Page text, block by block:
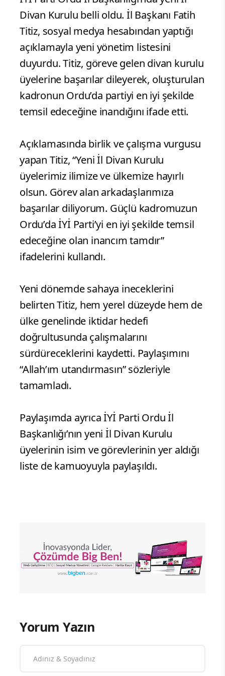
Divan Kurulu belli oldu. İl Başkanı Fatih
Titiz, sosyal medya hesabından yaptığı
açıklamayla yeni yönetim listesini
duyurdu. Titiz, göreve gelen divan kurulu
üyelerine başarılar dileyerek, oluşturulan
kadronun Ordu’da partiyi en iyi şekilde
temsil edeceğine inandığını ifade etti.
Açıklamasında birlik ve çalışma vurgusu
yapan Titiz, “Yeni İl Divan Kurulu
üyelerimiz ilimize ve ülkemize hayırlı
olsun. Görev alan arkadaşlarımıza
başarılar diliyorum. Güçlü kadromuzun
Ordu’da İYİ Parti’yi en iyi şekilde temsil
edeceğine olan inancım tamdır”
ifadelerini kullandı.
Yeni dönemde sahaya ineceklerini
belirten Titiz, hem yerel düzeyde hem de
ülke genelinde iktidar hedefi
doğrultusunda çalışmalarını
sürdüreceklerini kaydetti. Paylaşımını
“Allah’ım utandırmasın” sözleriyle
tamamladı.
Paylaşımda ayrıca İYİ Parti Ordu İl
Başkanlığı’nın yeni İl Divan Kurulu
üyelerinin isim ve görevlerinin yer aldığı
liste de kamuoyuyla paylaşıldı.
Yorum Yazın